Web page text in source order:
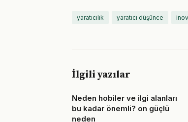
yaratıcılık yaratıcı düşünce
İlgili yazılar
Neden hobiler ve ilgi alanları
bu kadar önemli? on güçlü
neden